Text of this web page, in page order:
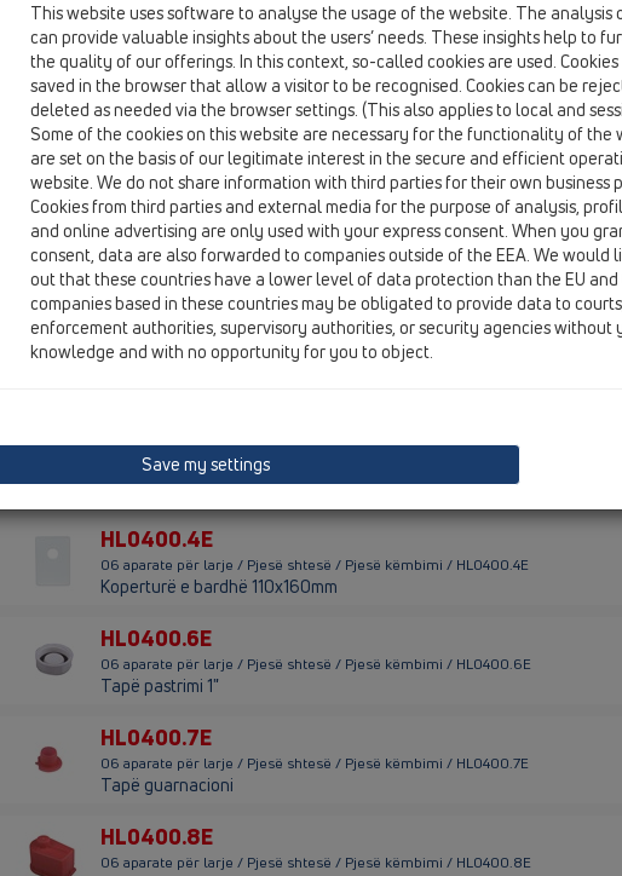
HL01000D
06 aparate për larje / Pjesë shtesë / Pjesë këmbimi / HL01000D
Guarnacion i sheshtë 1"
HL01050D
06 aparate për larje / Pjesë shtesë / Pjesë këmbimi / HL01050D
gominë 18x2,5mm
HL01111D
06 aparate për larje / Pjesë shtesë / Pjesë këmbimi / HL01111D
Rondele bashkuesi
HL02.3E
06 aparate për larje / Pjesë shtesë / Pjesë këmbimi / HL02.3E
HL0400.11E
06 aparate për larje / Pjesë shtesë / Pjesë këmbimi / HL0400.11E
Tapë
HL0400.4E
06 aparate për larje / Pjesë shtesë / Pjesë këmbimi / HL0400.4E
Koperturë e bardhë 110x160mm
HL0400.6E
06 aparate për larje / Pjesë shtesë / Pjesë këmbimi / HL0400.6E
Tapë pastrimi 1"
HL0400.7E
06 aparate për larje / Pjesë shtesë / Pjesë këmbimi / HL0400.7E
Tapë guarnacioni
HL0400.8E
06 aparate për larje / Pjesë shtesë / Pjesë këmbimi / HL0400.8E
This website uses software to analyse the usage of the website. The analysis
can provide valuable insights about the users’ needs. These insights help to
the quality of our offerings. In this context, so-called cookies are used.
saved in the browser that allow a visitor to be recognised. Cookies can be
deleted as needed via the browser settings. (This also applies to local and
Some of the cookies on this website are necessary for the functionality of the
are set on the basis of our legitimate interest in the secure and efficient
website. We do not share information with third parties for their own business
Cookies from third parties and external media for the purpose of analysis,
and online advertising are only used with your express consent. When you
consent, data are also forwarded to companies outside of the EEA. We would
out that these countries have a lower level of data protection than the EU
companies based in these countries may be obligated to provide data to
enforcement authorities, supervisory authorities, or security agencies without
knowledge and with no opportunity for you to object.
Save my settings